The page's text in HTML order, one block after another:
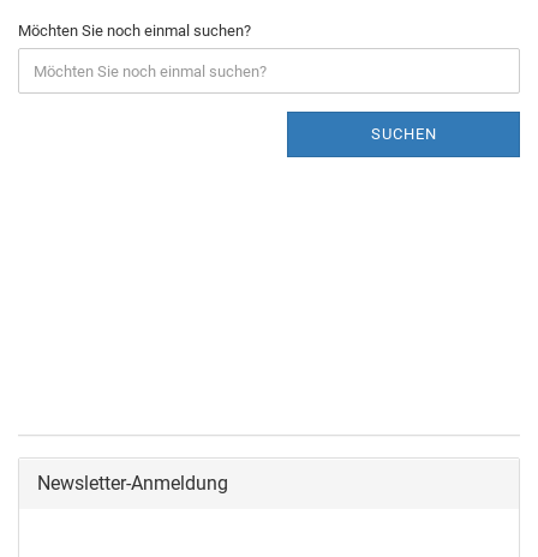
Möchten Sie noch einmal suchen?
SUCHEN
Newsletter-Anmeldung